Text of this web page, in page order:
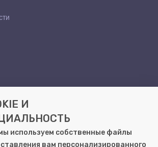
10А
И
используем собственные файлы
вам персонализированного